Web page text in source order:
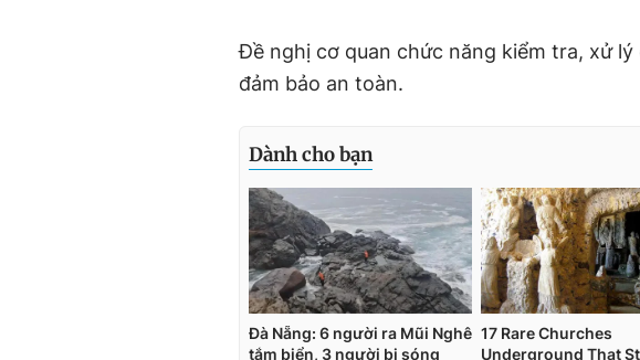
Đề nghị cơ quan chức năng kiểm tra, xử
đảm bảo an toàn.